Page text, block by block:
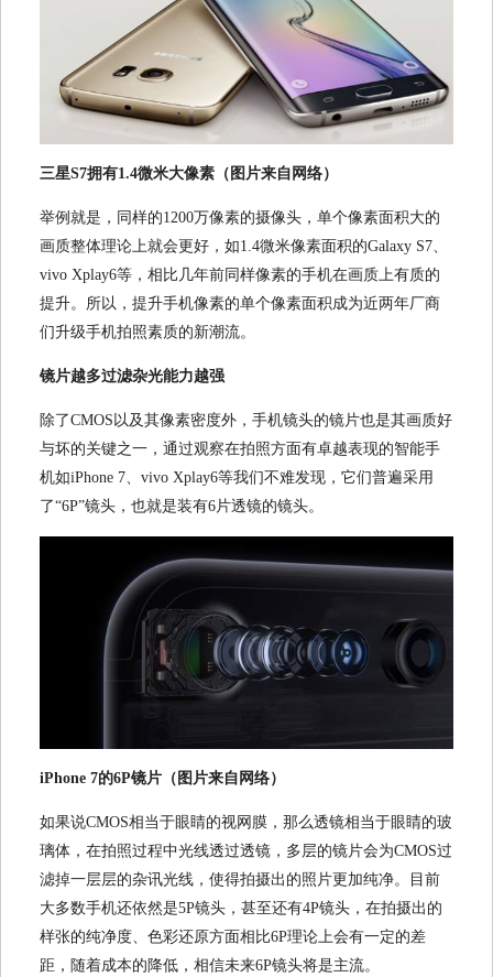
三星S7拥有1.4微米大像素（图片来自网络）
举例就是，同样的1200万像素的摄像头，单个像素面积大的
画质整体理论上就会更好，如1.4微米像素面积的Galaxy S7、
vivo Xplay6等，相比几年前同样像素的手机在画质上有质的
提升。所以，提升手机像素的单个像素面积成为近两年厂商
们升级手机拍照素质的新潮流。
镜片越多过滤杂光能力越强
除了CMOS以及其像素密度外，手机镜头的镜片也是其画质好
与坏的关键之一，通过观察在拍照方面有卓越表现的智能手
机如iPhone 7、vivo Xplay6等我们不难发现，它们普遍采用
了“6P”镜头，也就是装有6片透镜的镜头。
iPhone 7的6P镜片（图片来自网络）
如果说CMOS相当于眼睛的视网膜，那么透镜相当于眼睛的玻
璃体，在拍照过程中光线透过透镜，多层的镜片会为CMOS过
滤掉一层层的杂讯光线，使得拍摄出的照片更加纯净。目前
大多数手机还依然是5P镜头，甚至还有4P镜头，在拍摄出的
样张的纯净度、色彩还原方面相比6P理论上会有一定的差
距，随着成本的降低，相信未来6P镜头将是主流。